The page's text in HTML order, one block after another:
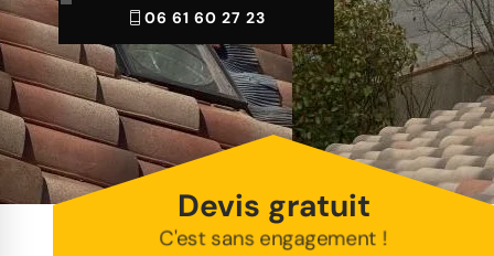
06 61 60 27 23
Devis gratuit
C'est sans engagement !